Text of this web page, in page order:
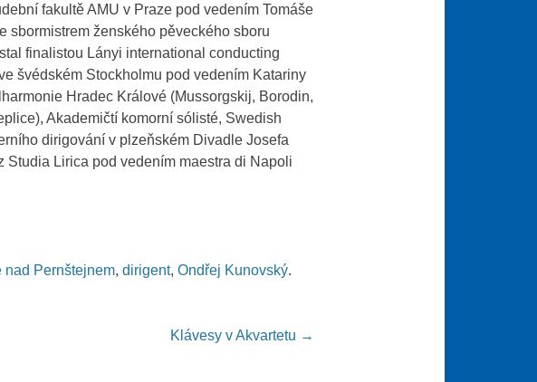
fakultě AMU v Praze pod vedením Tomáše
sbormistrem ženského pěveckého sboru
finalistou Lányi international conducting
švédském Stockholmu pod vedením Katariny
Hradec Králové (Mussorgskij, Borodin,
Akademičtí komorní sólisté, Swedish
dirigování v plzeňském Divadle Josefa
Studia Lirica pod vedením maestra di Napoli
nad Pernštejnem, dirigent, Ondřej Kunovský.
Klávesy v Akvartetu →